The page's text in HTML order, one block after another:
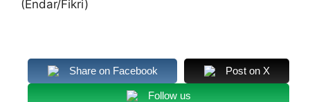
(Endar/Fikri)
Share on Facebook Post on X
Follow us